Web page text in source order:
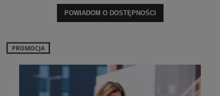
POWIADOM O DOSTĘPNOŚCI
PROMOCJA